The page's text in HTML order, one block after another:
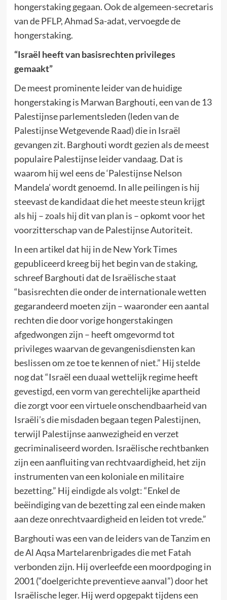
hongerstaking gegaan. Ook de algemeen-secretaris
van de PFLP, Ahmad Sa-adat, vervoegde de
hongerstaking.
“Israël heeft van basisrechten privileges
gemaakt”
De meest prominente leider van de huidige
hongerstaking is Marwan Barghouti, een van de 13
Palestijnse parlementsleden (leden van de
Palestijnse Wetgevende Raad) die in Israël
gevangen zit. Barghouti wordt gezien als de meest
populaire Palestijnse leider vandaag. Dat is
waarom hij wel eens de ‘Palestijnse Nelson
Mandela’ wordt genoemd. In alle peilingen is hij
steevast de kandidaat die het meeste steun krijgt
als hij – zoals hij dit van plan is – opkomt voor het
voorzitterschap van de Palestijnse Autoriteit.
In een artikel dat hij in de New York Times
gepubliceerd kreeg bij het begin van de staking,
schreef Barghouti dat de Israëlische staat
“basisrechten die onder de internationale wetten
gegarandeerd moeten zijn – waaronder een aantal
rechten die door vorige hongerstakingen
afgedwongen zijn – heeft omgevormd tot
privileges waarvan de gevangenisdiensten kan
beslissen om ze toe te kennen of niet.” Hij stelde
nog dat “Israël een duaal wettelijk regime heeft
gevestigd, een vorm van gerechtelijke apartheid
die zorgt voor een virtuele onschendbaarheid van
Israëli’s die misdaden begaan tegen Palestijnen,
terwijl Palestijnse aanwezigheid en verzet
gecriminaliseerd worden. Israëlische rechtbanken
zijn een aanfluiting van rechtvaardigheid, het zijn
instrumenten van een koloniale en militaire
bezetting.” Hij eindigde als volgt: “Enkel de
beëindiging van de bezetting zal een einde maken
aan deze onrechtvaardigheid en leiden tot vrede.”
Barghouti was een van de leiders van de Tanzim en
de Al Aqsa Martelarenbrigades die met Fatah
verbonden zijn. Hij overleefde een moordpoging in
2001 (“doelgerichte preventieve aanval”) door het
Israëlische leger. Hij werd opgepakt tijdens een